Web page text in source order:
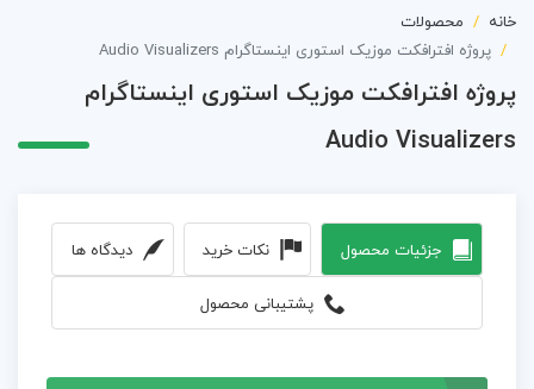
خانه
محصولات
پروژه افترافکت موزیک استوری اینستاگرام Audio Visualizers
پروژه افترافکت موزیک استوری اینستاگرام
Audio Visualizers
جزئیات محصول نکات خرید دیدگاه ها
پشتیبانی محصول